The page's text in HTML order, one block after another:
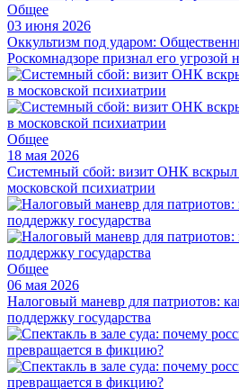
Общее
03 июня 2026
Оккультизм под ударом:
Роскомнадзоре признал его угрозой
Общее
18 мая 2026
Системный сбой: визит ОНК
московской психиатрии
Общее
06 мая 2026
Налоговый маневр для патриотов:
поддержку государства